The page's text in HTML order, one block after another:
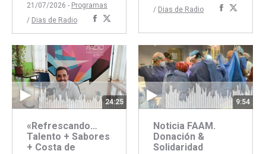
21/07/2026 - Programas
/ Dias de Radio
Compartir
con
Facebook
con
Twitter
/ Dias de Radio
Compartir
24:25
«Refrescando…
Talento + Sabores
+ Costa de
9:54
Noticia FAAM.
Donación &
Solidaridad